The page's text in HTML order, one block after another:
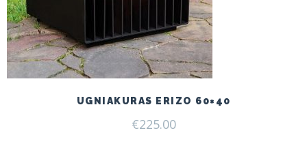
UGNIAKURAS ERIZO 60×40
€225.00